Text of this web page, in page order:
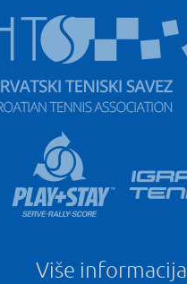
Više informacija